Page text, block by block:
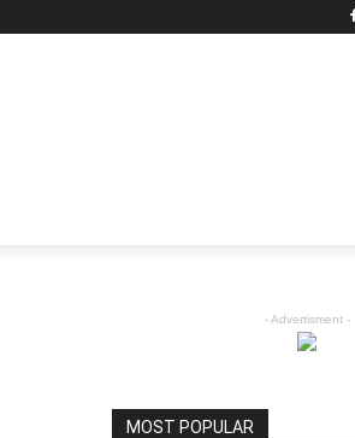
- Advertisment -
MOST POPULAR